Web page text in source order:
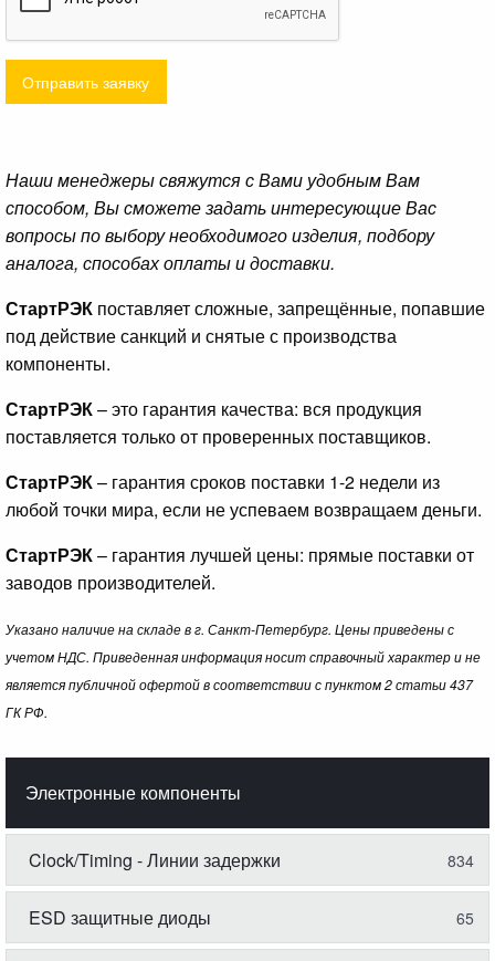
Отправить заявку
Наши менеджеры свяжутся с Вами удобным Вам
способом, Вы сможете задать интересующие Вас
вопросы по выбору необходимого изделия, подбору
аналога, способах оплаты и доставки.
СтартРЭК поставляет сложные, запрещённые, попавшие
под действие санкций и снятые с производства
компоненты.
СтартРЭК– это гарантия качества: вся продукция
поставляется только от проверенных поставщиков.
СтартРЭК– гарантия сроков поставки 1-2 недели из
любой точки мира, если не успеваем возвращаем деньги.
СтартРЭК– гарантия лучшей цены: прямые поставки от
заводов производителей.
Указано наличие на складе в г. Санкт-Петербург. Цены приведены с
учетом НДС. Приведенная информация носит справочный характер и не
является публичной офертой в соответствии с пунктом 2 статьи 437
ГК РФ.
Электронные компоненты
Clock/Timing - Линии задержки 834
ESD защитные диоды 65